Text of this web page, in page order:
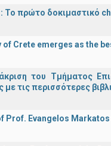
Το πρώτο δοκιμαστικό
of Crete emerges as the
του Τμήματος
με τις περισσότερες
Prof. Evangelos